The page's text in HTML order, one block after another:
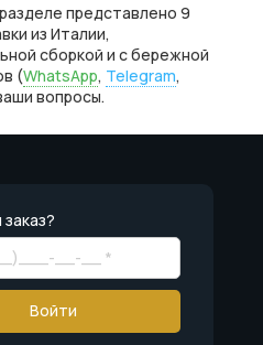
представлено 9
из Италии,
сборкой и с бережной
(WhatsApp, Telegram,
вопросы.
Войти